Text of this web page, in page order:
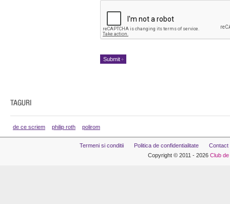
de ce scriem philip roth polirom
Termeni si conditii Politica de confidentialitate
Contact
Copyright © 2011 - 2026 Club